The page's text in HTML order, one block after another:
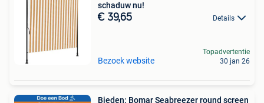
schaduw nu!
€ 39,65 Details
Bezoek website
Topadvertentie
30 jan 26
Bieden: Bomar Seabreezer round screen